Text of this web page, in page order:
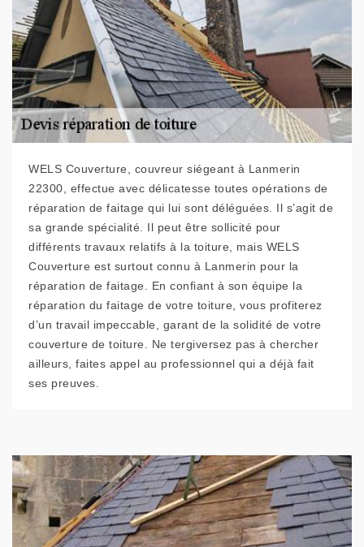
WELS Couverture, couvreur siégeant à Lanmerin
22300, effectue avec délicatesse toutes opérations de
réparation de faitage qui lui sont déléguées. Il s’agit de
sa grande spécialité. Il peut être sollicité pour
différents travaux relatifs à la toiture, mais WELS
Couverture est surtout connu à Lanmerin pour la
réparation de faitage. En confiant à son équipe la
réparation du faitage de votre toiture, vous profiterez
d’un travail impeccable, garant de la solidité de votre
couverture de toiture. Ne tergiversez pas à chercher
ailleurs, faites appel au professionnel qui a déjà fait
ses preuves.